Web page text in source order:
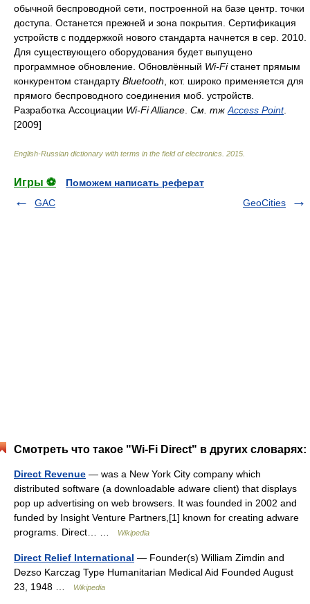
обычной беспроводной сети, построенной на базе центр. точки
доступа. Останется прежней и зона покрытия. Сертификация
устройств с поддержкой нового стандарта начнется в сер. 2010.
Для существующего оборудования будет выпущено
программное обновление. Обновлённый Wi-Fiстанет прямым
конкурентом стандарту Bluetooth , кот. широко применяется для
прямого беспроводного соединения моб. устройств.
Разработка Ассоциации Wi-Fi Alliance См. тж Access Point.
[2009]
English-Russian dictionary with terms in the field of electronics 2015
Игры ⚽
Поможем написать реферат
GAC
GeoCities
Смотреть что такое "Wi-Fi Direct" в других словарях:
Direct Revenue — was a New York City company which
distributed software (a downloadable adware client) that displays
pop up advertising on web browsers. It was founded in 2002 and
funded by Insight Venture Partners,[1] known for creating adware
programs. Direct… …
Wikipedia
Direct Relief International — Founder(s) William Zimdin and
Dezso Karczag Type Humanitarian Medical Aid Founded August
23, 1948 …
Wikipedia